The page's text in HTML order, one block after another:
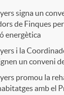
signa un
de Finques
energètica
i la
un conveni
promou la
amb el